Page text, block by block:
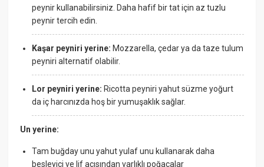
peynir kullanabilirsiniz. Daha hafif bir tat için az tuzlu
peynir tercih edin.
Kaşar peyniri yerine: Mozzarella, çedar ya da taze tulum
peyniri alternatif olabilir.
Lor peyniri yerine: Ricotta peyniri yahut süzme yoğurt
da iç harcınızda hoş bir yumuşaklık sağlar.
Un yerine:
Tam buğday unu yahut yulaf unu kullanarak daha
besleyici ve lif açısından varlıklı poğaçalar